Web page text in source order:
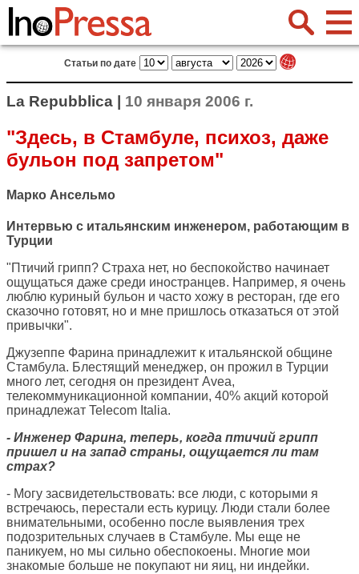
Статьи по дате
La Repubblica | 10 января 2006 г.
"Здесь, в Стамбуле, психоз, даже
бульон под запретом"
Марко Ансельмо
Интервью с итальянским инженером, работающим в
Турции
"Птичий грипп? Страха нет, но беспокойство начинает
ощущаться даже среди иностранцев. Например, я очень
люблю куриный бульон и часто хожу в ресторан, где его
сказочно готовят, но и мне пришлось отказаться от этой
привычки".
Джузеппе Фарина принадлежит к итальянской общине
Стамбула. Блестящий менеджер, он прожил в Турции
много лет, сегодня он президент Avea,
телекоммуникационной компании, 40% акций которой
принадлежат Telecom Italia.
- Инженер Фарина, теперь, когда птичий грипп
пришел и на запад страны, ощущается ли там
страх?
- Могу засвидетельствовать: все люди, с которыми я
встречаюсь, перестали есть курицу. Люди стали более
внимательными, особенно после выявления трех
подозрительных случаев в Стамбуле. Мы еще не
паникуем, но мы сильно обеспокоены. Многие мои
знакомые больше не покупают ни яиц, ни индейки.